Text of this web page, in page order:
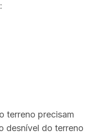
terreno precisam
desnível do terreno